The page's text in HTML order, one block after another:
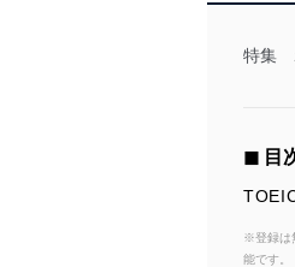
特集
◼︎ 目
※登録は
能です。